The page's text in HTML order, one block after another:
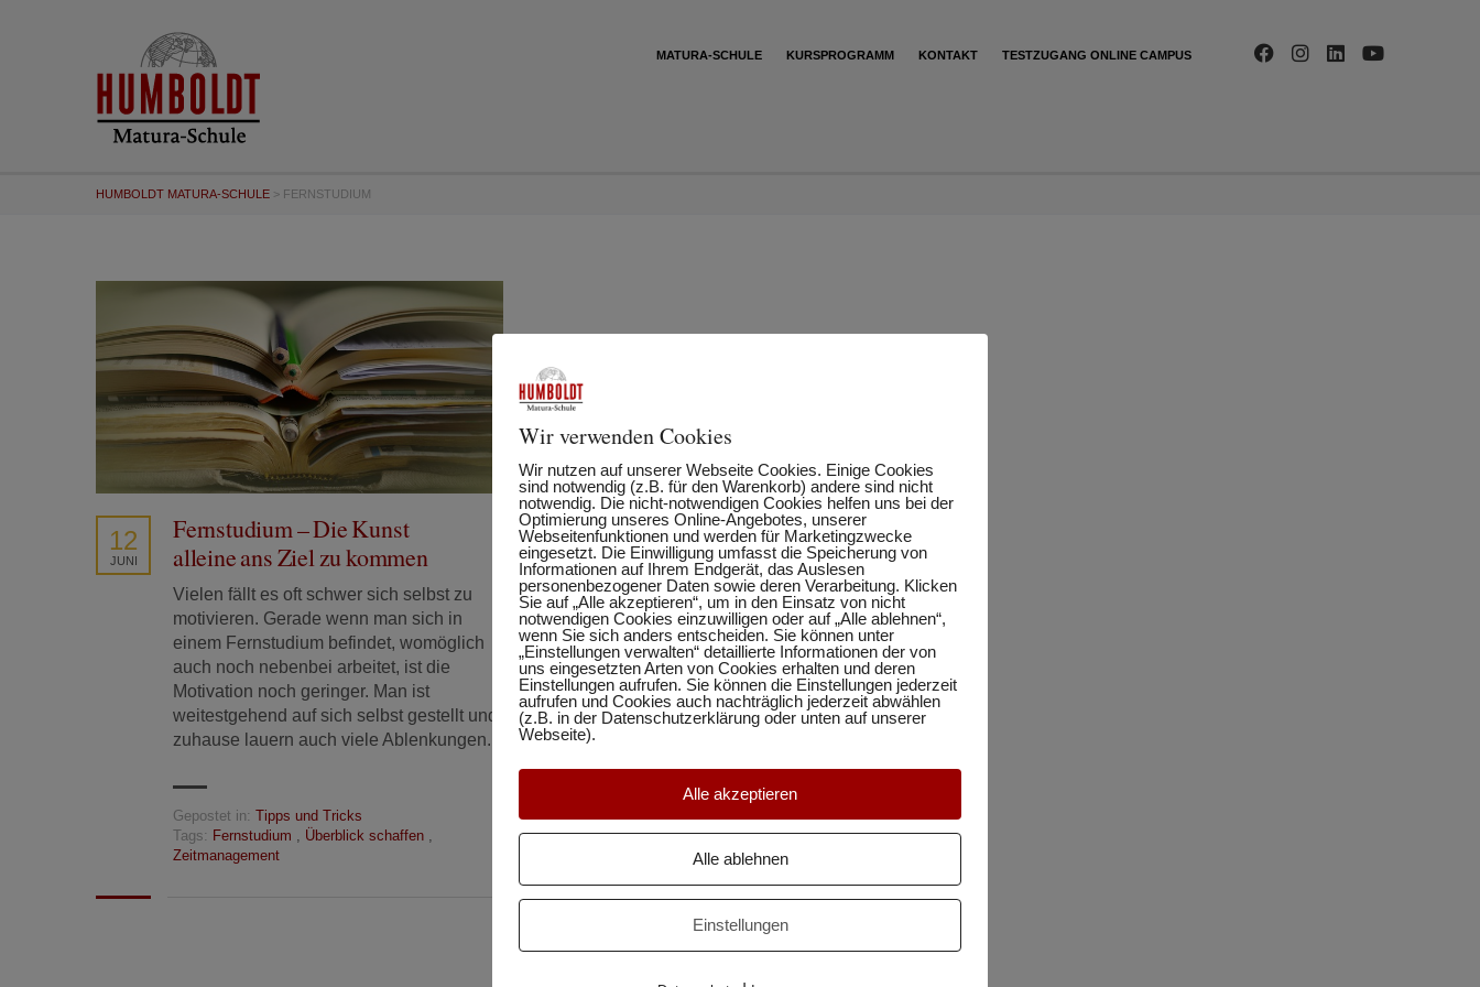
MATURA-SCHULE KURSPROGRAMM KONTAKT TESTZUGANG ONLINE CAMPUS
HUMBOLDT MATURA-SCHULE > FERNSTUDIUM
Fernstudium – Die Kunst
alleine ans Ziel zu kommen
12
JUNI
Vielen fällt es oft schwer sich selbst zu
motivieren. Gerade wenn man sich in
einem Fernstudium befindet, womöglich
auch noch nebenbei arbeitet, ist die
Motivation noch geringer. Man ist
weitestgehend auf sich selbst gestellt und
zuhause lauern auch viele Ablenkungen.
Gepostet in: Tipps und Tricks
Tags: Fernstudium , Überblick schaffen ,
Zeitmanagement
Wir verwenden Cookies
Wir nutzen auf unserer Webseite Cookies. Einige Cookies
sind notwendig (z.B. für den Warenkorb) andere sind nicht
notwendig. Die nicht-notwendigen Cookies helfen uns bei der
Optimierung unseres Online-Angebotes, unserer
Webseitenfunktionen und werden für Marketingzwecke
eingesetzt. Die Einwilligung umfasst die Speicherung von
Informationen auf Ihrem Endgerät, das Auslesen
personenbezogener Daten sowie deren Verarbeitung. Klicken
Sie auf „Alle akzeptieren“, um in den Einsatz von nicht
notwendigen Cookies einzuwilligen oder auf „Alle ablehnen“,
wenn Sie sich anders entscheiden. Sie können unter
„Einstellungen verwalten“ detaillierte Informationen der von
uns eingesetzten Arten von Cookies erhalten und deren
Einstellungen aufrufen. Sie können die Einstellungen jederzeit
aufrufen und Cookies auch nachträglich jederzeit abwählen
(z.B. in der Datenschutzerklärung oder unten auf unserer
Webseite).
Alle akzeptieren
Alle ablehnen
Einstellungen